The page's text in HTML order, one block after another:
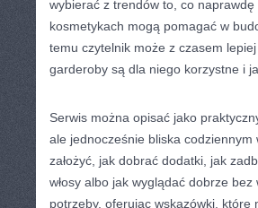
wybierać z trendów to, co
kosmetykach mogą pomagać w
temu czytelnik może z czasem
garderoby są dla niego korzystne i
Serwis można opisać jako
ale jednocześnie bliska
założyć, jak dobrać dodatki, jak
włosy albo jak wyglądać dobrze
potrzeby, oferując wskazówki, które